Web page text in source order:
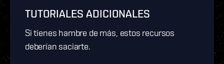
TUTORIALES ADICIONALES
Si tienes hambre de más, estos recursos
deberían saciarte.